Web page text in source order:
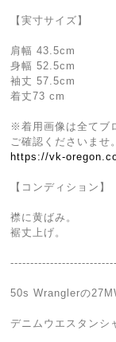
【実寸サイズ】
肩幅 43.5cm
身幅 52.5cm
袖丈 57.5cm
着丈73 cm
※着用画像は全てブ
ご確認くださいませ。
https://vk-
【コンディション】
襟に黄ばみ。
裾丈上げ。
50s Wranglerの
デニムウエスタンシ